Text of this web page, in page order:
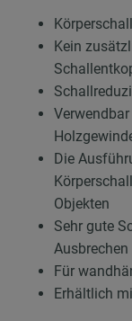
Kein
Die
Objekten
Sehr gute
Ausbrechen
Für
Erhältlich